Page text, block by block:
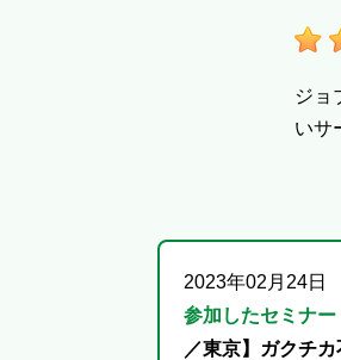
ジョ
いサ
2023年02月24日
参加したセミナー
／東京】ガクチ